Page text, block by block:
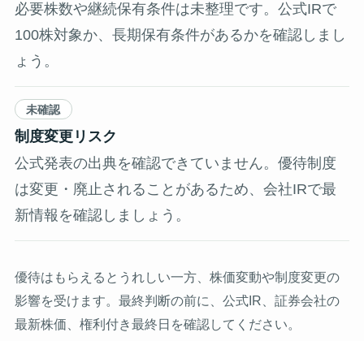
必要株数や継続保有条件は未整理です。公式IRで
100株対象か、長期保有条件があるかを確認しまし
ょう。
未確認
制度変更リスク
公式発表の出典を確認できていません。優待制度
は変更・廃止されることがあるため、会社IRで最
新情報を確認しましょう。
優待はもらえるとうれしい一方、株価変動や制度変更の
影響を受けます。最終判断の前に、公式IR、証券会社の
最新株価、権利付き最終日を確認してください。